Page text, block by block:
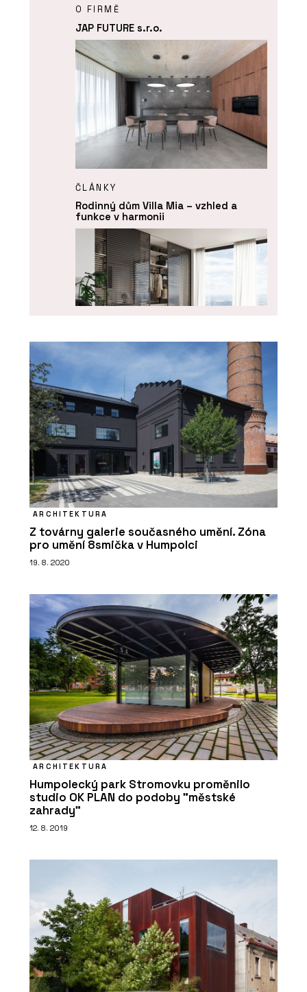
O FIRMĚ
JAP FUTURE s.r.o.
ČLÁNKY
Rodinný dům Villa Mia – vzhled a
funkce v harmonii
PRODUKTY
Dveře IDEA DOOR - JAP
PRODUKTY
Dveře MASTER - JAP
ČLÁNKY
EFEKTA – obkladový systém
promyšlený do všech detailů
ARCHITEKTURA
Z továrny galerie současného umění. Zóna
pro umění 8smička v Humpolci
19. 8. 2020
ARCHITEKTURA
Humpolecký park Stromovku proměnilo
studio OK PLAN do podoby "městské
zahrady"
12. 8. 2019